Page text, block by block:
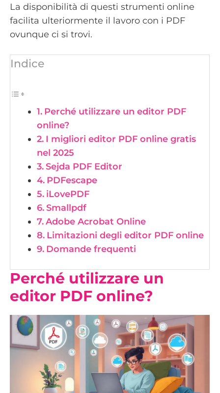
La disponibilità di questi strumenti online
facilita ulteriormente il lavoro con i PDF
ovunque ci si trovi.
Indice
Perché utilizzare un editor PDF
online?
I migliori editor PDF online gratis
nel 2025
Sejda PDF Editor
PDFescape
iLovePDF
Smallpdf
Adobe Acrobat Online
Limitazioni degli editor PDF online
Domande frequenti
Perché utilizzare un
editor PDF online?